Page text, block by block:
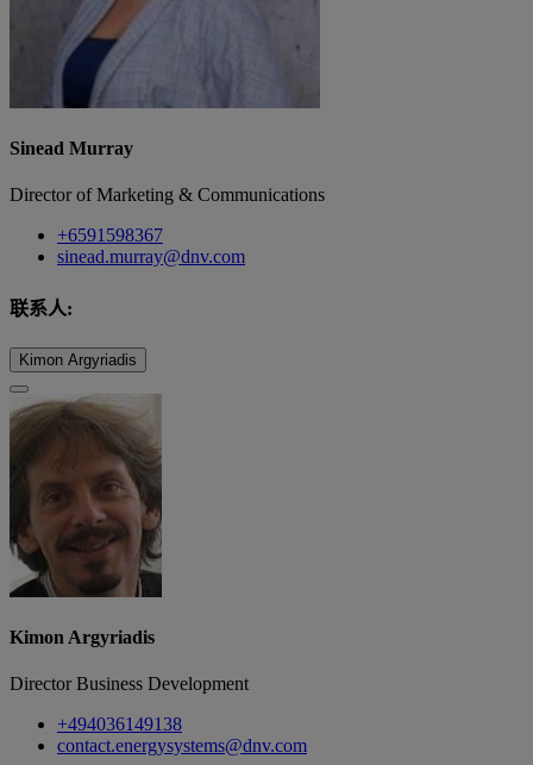
Sinead Murray
Director of Marketing & Communications
+6591598367
sinead.murray@dnv.com
联系人:
Kimon Argyriadis
Kimon Argyriadis
Director Business Development
+494036149138
contact.energysystems@dnv.com